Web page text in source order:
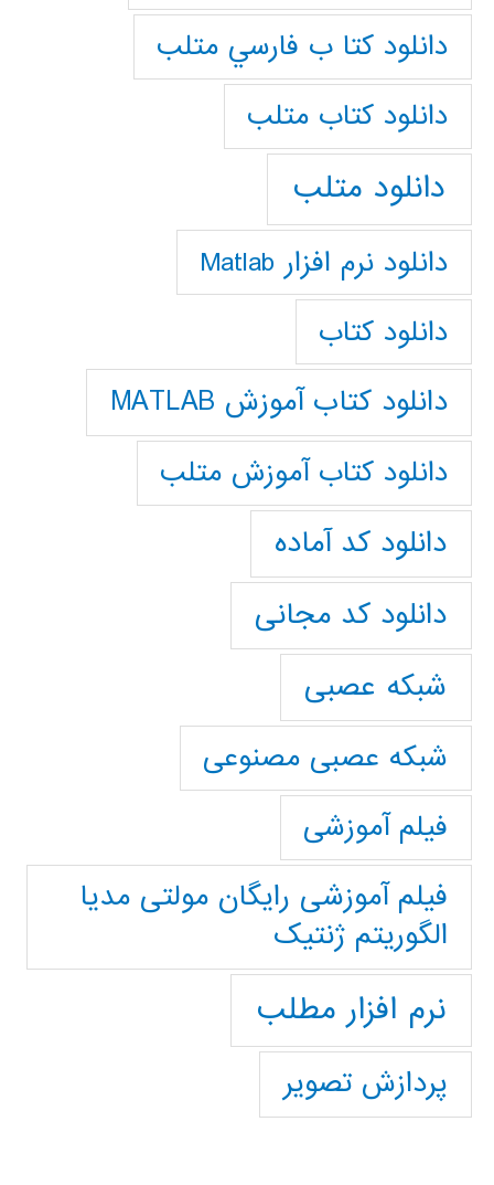
دانلود كتا ب فارسي متلب
دانلود كتاب متلب
دانلود متلب
دانلود نرم افزار Matlab
دانلود کتاب
دانلود کتاب آموزش MATLAB
دانلود کتاب آموزش متلب
دانلود کد آماده
دانلود کد مجانی
شبکه عصبی
شبکه عصبی مصنوعی
فیلم آموزشی
فیلم آموزشی رایگان مولتی مدیا
الگوریتم ژنتیک
نرم افزار مطلب
پردازش تصویر